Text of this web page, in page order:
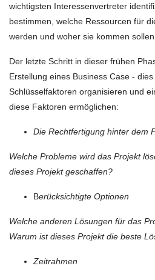
wichtigsten Interessenvertreter
bestimmen, welche Ressourcen für
werden und woher sie kommen sollen.
Der letzte Schritt in dieser frühen
Erstellung eines Business Case -
Schlüsselfaktoren organisieren und
diese Faktoren ermöglichen:
Die Rechtfertigung hinter dem
Welche Probleme wird das Projekt
dieses Projekt geschaffen?
Berücksichtigte Optionen
Welche anderen Lösungen für das
Warum ist dieses Projekt die beste
Zeitrahmen